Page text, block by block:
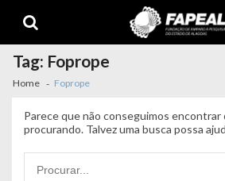
navigation
content
Tag: Foprope
Home Foprope
Parece que não conseguimos encontrar
procurando. Talvez uma busca possa
por: